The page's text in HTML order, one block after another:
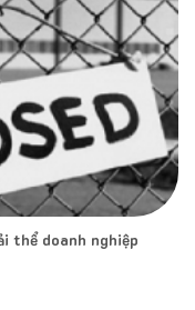
thể doanh nghiệp